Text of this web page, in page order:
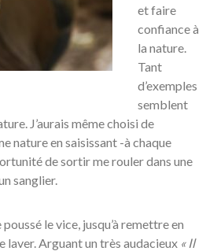
et faire
confiance à
la nature.
Tant
d’exemples
semblent
J’aurais même choisi de
nature en saisissant -à chaque
de sortir me rouler dans une
sanglier.
le vice, jusqu’à remettre en
laver. Arguant un très audacieux « Il